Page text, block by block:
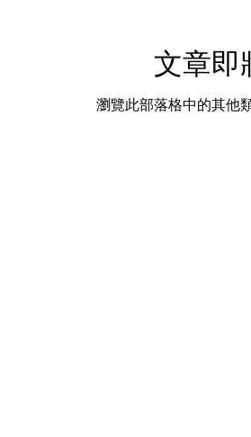
文章即
瀏覽此部落格中的其他